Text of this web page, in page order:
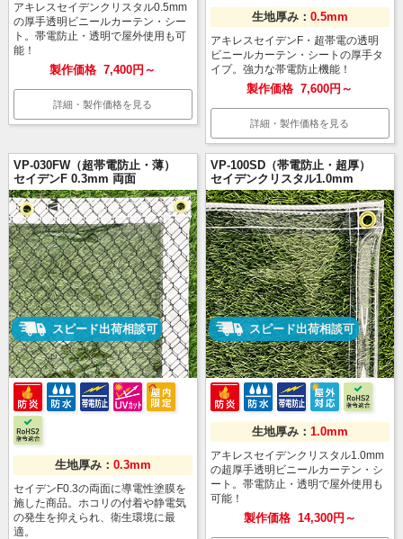
アキレスセイデンクリスタル0.5mm
の厚手透明ビニールカーテン・シー
ト。帯電防止・透明で屋外使用も可
能！
製作価格 7,400円～
詳細・製作価格を見る
生地厚み： 0.5mm
アキレスセイデンF・超帯電の透明
ビニールカーテン・シートの厚手タ
イプ。強力な帯電防止機能！
製作価格 7,600円～
詳細・製作価格を見る
VP-030FW（超帯電防止・薄）
セイデンF 0.3mm 両面
スピード出荷相談可
生地厚み： 0.3mm
セイデンF0.3の両面に導電性塗膜を
施した商品。ホコリの付着や静電気
の発生を抑えられ、衛生環境に最
適。
VP-100SD（帯電防止・超厚）
セイデンクリスタル1.0mm
スピード出荷相談可
生地厚み： 1.0mm
アキレスセイデンクリスタル1.0mm
の超厚手透明ビニールカーテン・シ
ート。帯電防止・透明で屋外使用も
可能！
製作価格 14,300円～